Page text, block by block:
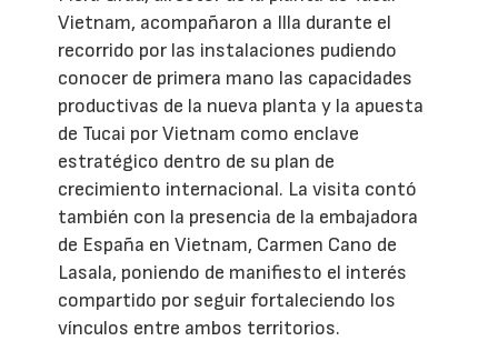
Vietnam, acompañaron a Illa durante el
recorrido por las instalaciones pudiendo
conocer de primera mano las capacidades
productivas de la nueva planta y la apuesta
de Tucai por Vietnam como enclave
estratégico dentro de su plan de
crecimiento internacional. La visita contó
también con la presencia de la embajadora
de España en Vietnam, Carmen Cano de
Lasala, poniendo de manifiesto el interés
compartido por seguir fortaleciendo los
vínculos entre ambos territorios.